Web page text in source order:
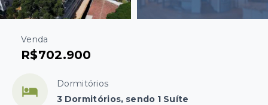
Venda
R$702.900
Dormitórios
3 Dormitórios, sendo 1 Suíte